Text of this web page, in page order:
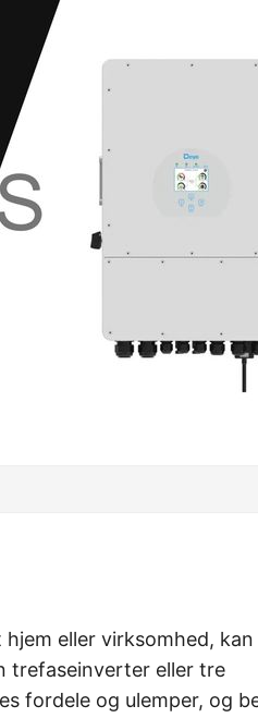
eller virksomhed,
trefaseinverter eller tre
fordele og ulemper, og